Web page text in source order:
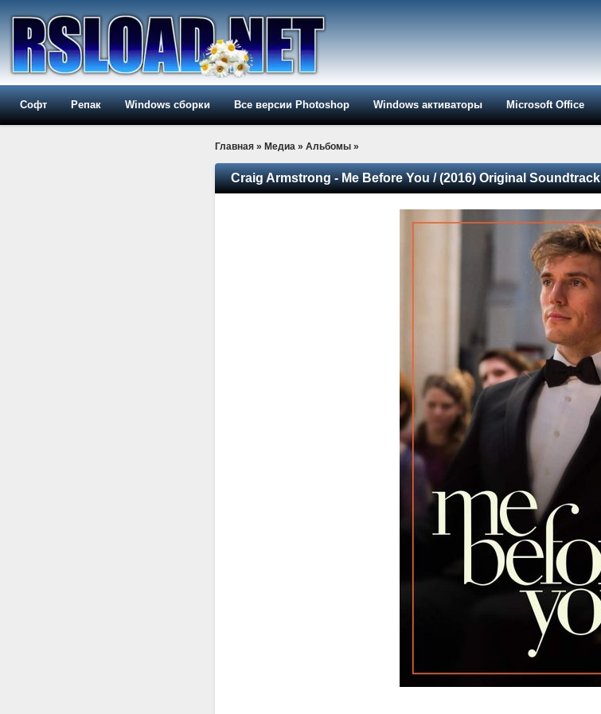
Софт Репак Windows сборки Все версии Photoshop Windows активаторы Microsoft Office
Главная » Медиа » Альбомы »
Craig Armstrong - Me Before You / (2016) Original Soundtrack